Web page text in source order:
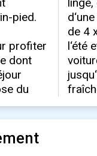
pied.
profiter
dont
du
privée
vos
des
ou
2
sud-